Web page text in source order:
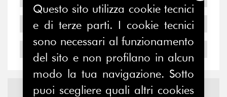
2005
Notizie edEventi
Questo sito utilizza cookie tecnici
e di terze parti. I cookie tecnici
sono necessari al funzionamento
del sito e non profilano in alcun
modo la tua navigazione. Sotto
puoi scegliere quali altri cookies